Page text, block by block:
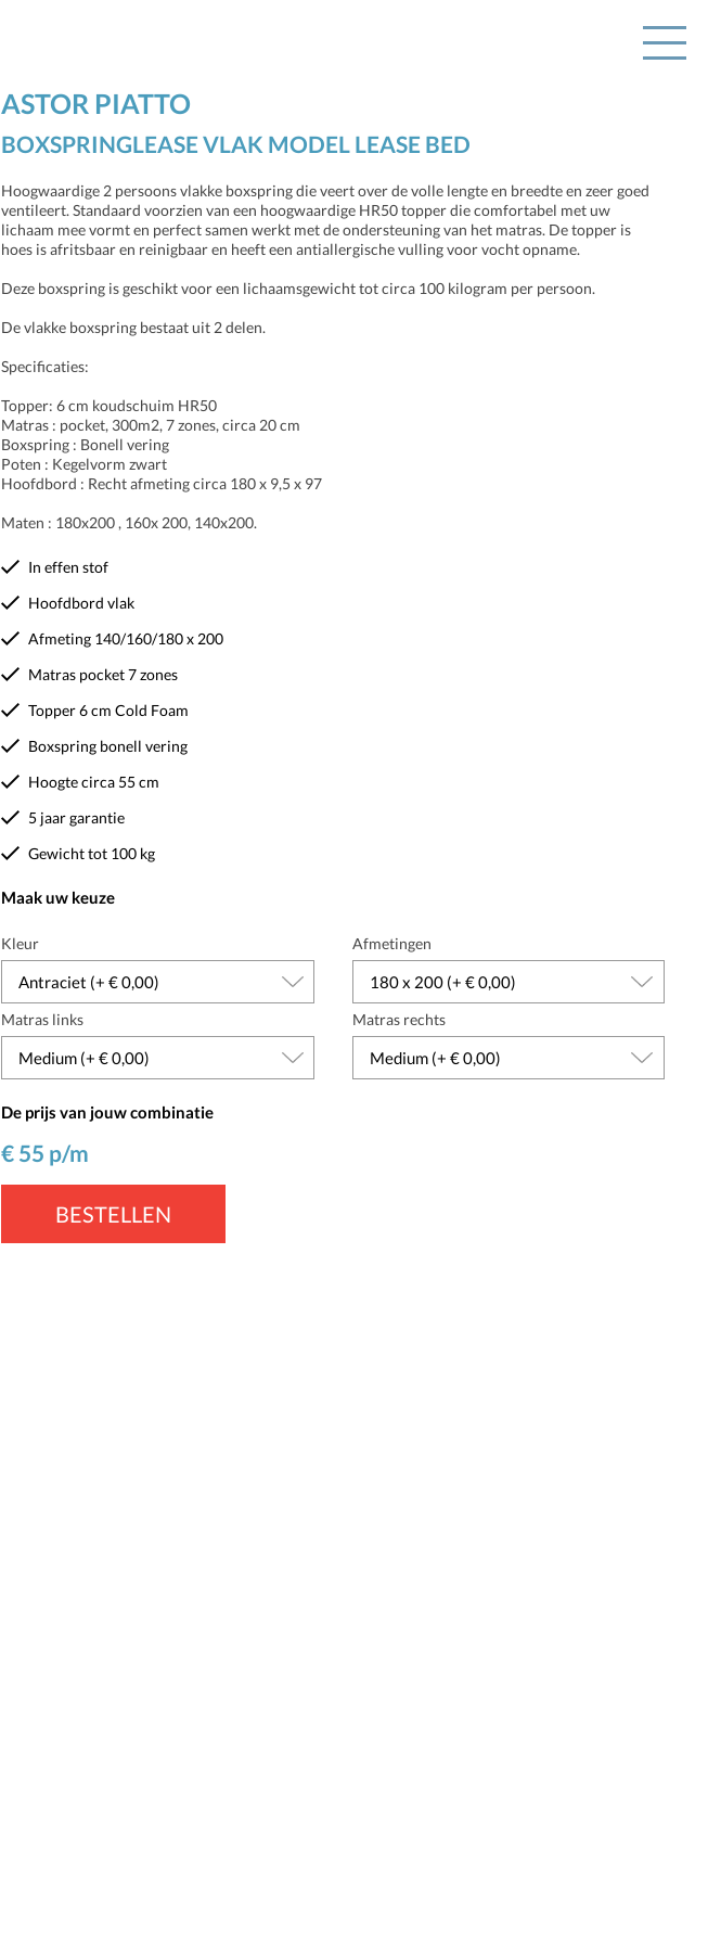
ASTOR PIATTO
BOXSPRINGLEASE VLAK MODEL LEASE BED
Hoogwaardige 2 persoons vlakke boxspring die veert over de volle lengte en breedte en zeer goed
ventileert. Standaard voorzien van een hoogwaardige HR50 topper die comfortabel met uw
lichaam mee vormt en perfect samen werkt met de ondersteuning van het matras. De topper is
hoes is afritsbaar en reinigbaar en heeft een antiallergische vulling voor vocht opname.
Deze boxspring is geschikt voor een lichaamsgewicht tot circa 100 kilogram per persoon.
De vlakke boxspring bestaat uit 2 delen.
Specificaties:
Topper: 6 cm koudschuim HR50
Matras : pocket, 300m2, 7 zones, circa 20 cm
Boxspring : Bonell vering
Poten : Kegelvorm zwart
Hoofdbord : Recht afmeting circa 180 x 9,5 x 97
Maten : 180x200 , 160x 200, 140x200.
In effen stof
Hoofdbord vlak
Afmeting 140/160/180 x 200
Matras pocket 7 zones
Topper 6 cm Cold Foam
Boxspring bonell vering
Hoogte circa 55 cm
5 jaar garantie
Gewicht tot 100 kg
Maak uw keuze
Kleur Afmetingen
Matras links Matras rechts
De prijs van jouw combinatie
€ 55 p/m
BESTELLEN